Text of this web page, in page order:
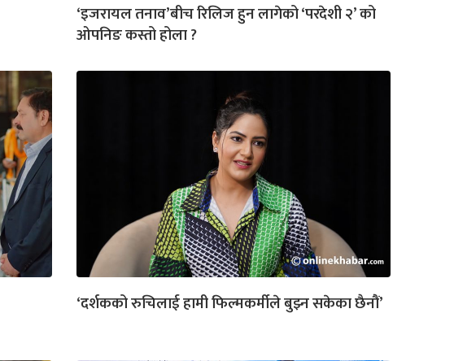
‘इजरायल तनाव’बीच रिलिज हुन लागेको ‘परदेशी २’ को
ओपनिङ कस्तो होला ?
‘दर्शकको रुचिलाई हामी फिल्मकर्मीले बुझ्न सकेका छैनौं’